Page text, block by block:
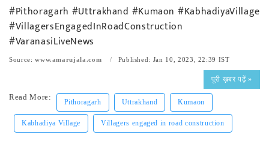
#Pithoragarh #Uttrakhand #Kumaon #KabhadiyaVillage
#VillagersEngagedInRoadConstruction
#VaranasiLiveNews
Source:www.amarujala.com Published: Jan 10, 2023, 22:39 IST
पूरी ख़बर पढ़ें »
Read More:
Pithoragarh Uttrakhand Kumaon
Kabhadiya Village Villagers engaged in road construction